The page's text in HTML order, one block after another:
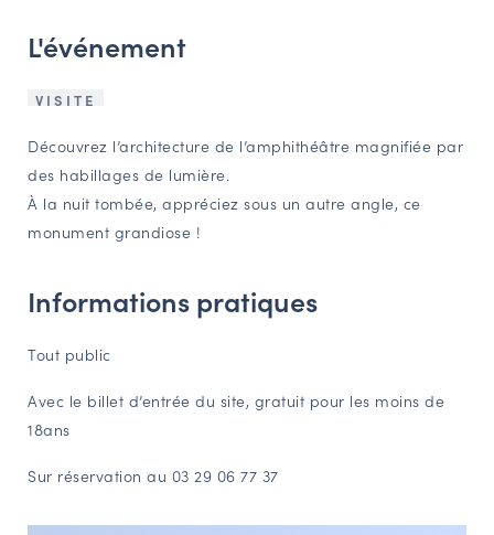
OUTILS EN LIGNE
Espace acteurs
NAVIGATION FILTRÉE « ACTEURS »
PORTAIL CULTURE
Service Inventaire et Patrimoines de la Région Grand Est
VOUS ÊTES…
Amateurs d’histoire et de patrimoine
L'événement
VISITE
Découvrez l’architecture de l’amphithéâtre magnifiée par
des habillages de lumière.
À la nuit tombée, appréciez sous un autre angle, ce
monument grandiose !
Informations pratiques
Tout public
Avec le billet d’entrée du site, gratuit pour les moins de
18ans
Sur réservation au 03 29 06 77 37